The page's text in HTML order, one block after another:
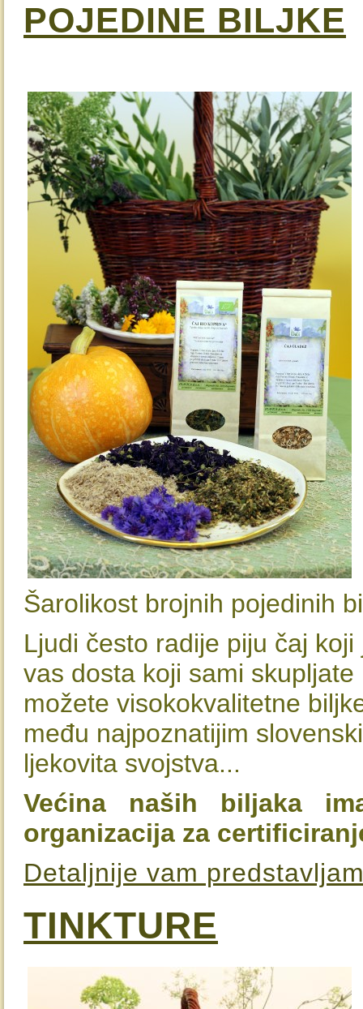
POJEDINE BILJKE
Šarolikost brojnih pojedinih
Ljudi često radije piju čaj
vas dosta koji sami
možete visokokvalitetne
među najpoznatijim
ljekovita svojstva...
Većina naših biljaka
organizacija za
Detaljnije vam
TINKTURE